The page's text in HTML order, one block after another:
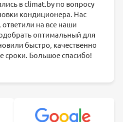
в climat.by по вопросу
кондиционера. Нас
на все наши
оптимальный для
быстро, качественно
сроки. Большое спасибо!